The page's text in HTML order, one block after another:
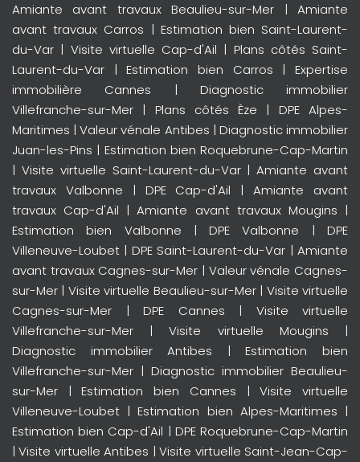
Amiante avant travaux Beaulieu-sur-Mer |Amiante
avant travaux Carros | Estimation bien Saint-Laurent-
du-Var | Visite virtuelle Cap-d'Ail | Plans côtés Saint-
Laurent-du-Var |Estimation bien Carros |Expertise
immobilière Cannes | Diagnostic immobilier
Villefranche-sur-Mer | Plans côtés Èze | DPE Alpes-
Maritimes |Valeur vénale Antibes | Diagnostic immobilier
Juan-les-Pins | Estimation bien Roquebrune-Cap-Martin
| Visite virtuelle Saint-Laurent-du-Var|Amiante avant
travaux Valbonne | DPE Cap-d'Ail |Amiante avant
travaux Cap-d'Ail |Amiante avant travaux Mougins |
Estimation bien Valbonne |DPE Valbonne |DPE
Villeneuve-Loubet | DPE Saint-Laurent-du-Var |Amiante
avant travaux Cagnes-sur-Mer | Valeur vénale Cagnes-
sur-Mer | Visite virtuelle Beaulieu-sur-Mer| Visite virtuelle
Cagnes-sur-Mer | DPE Cannes | Visite virtuelle
Villefranche-sur-Mer |Visite virtuelle Mougins |
Diagnostic immobilier Antibes |Estimation bien
Villefranche-sur-Mer | Diagnostic immobilier Beaulieu-
sur-Mer |Estimation bien Cannes |Visite virtuelle
Villeneuve-Loubet |Estimation bien Alpes-Maritimes |
Estimation bien Cap-d'Ail | DPE Roquebrune-Cap-Martin
|Visite virtuelle Antibes |Visite virtuelle Saint-Jean-Cap-